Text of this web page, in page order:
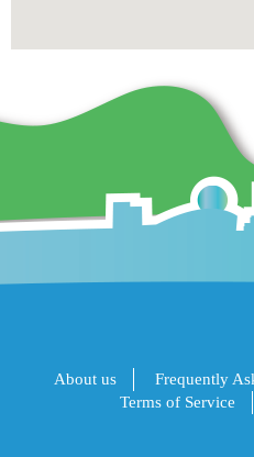
About us Frequently
Terms of Service